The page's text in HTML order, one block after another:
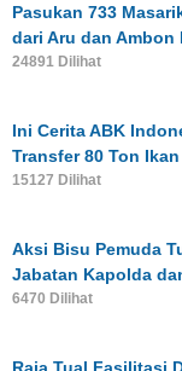
Pasukan 733
dari Aru dan Ambon
24891 Dilihat
Ini Cerita ABK
Transfer 80 Ton
15127 Dilihat
Aksi Bisu Pemuda
Jabatan Kapolda
6470 Dilihat
Raja Tual Fasilitasi